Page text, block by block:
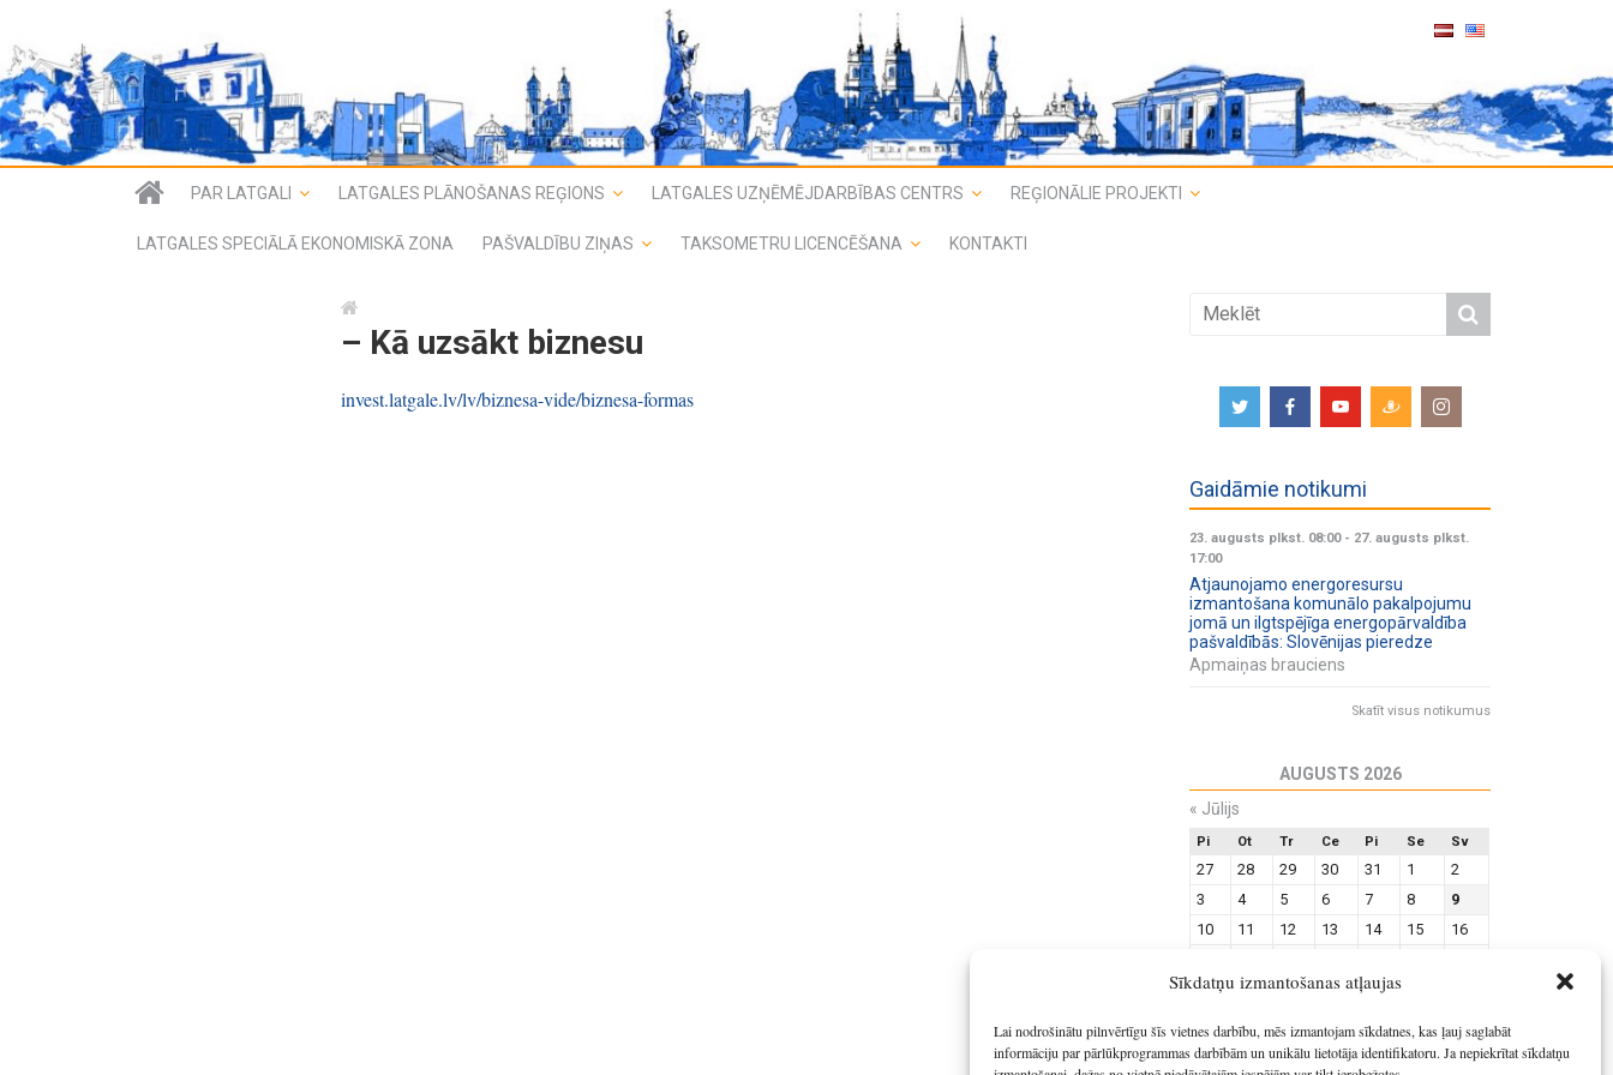
Sīkdatņu izmantošanas atļaujas
Lai nodrošinātu pilnvērtīgu šīs vietnes darbību, mēs izmantojam sīkdatnes, kas ļauj saglabāt
informāciju par pārlūkprogrammas darbībām un unikālu lietotāja identifikatoru. Ja nepiekrītat sīkdatņu
PAR LATGALI LATGALES PLĀNOŠANAS REĢIONS LATGALES UZŅĒMĒJDARBĪBAS CENTRS REĢIONĀLIE PROJEKTI
LATGALES SPECIĀLĀ EKONOMISKĀ ZONA PAŠVALDĪBU ZIŅAS TAKSOMETRU LICENCĒŠANA KONTAKTI
– Kā uzsākt biznesu
invest.latgale.lv/lv/biznesa-vide/biznesa-formas
Gaidāmie notikumi
23. augusts plkst. 08:00- 27. augusts plkst.
17:00
Atjaunojamo energoresursu
izmantošana komunālo pakalpojumu
jomā un ilgtspējīga energopārvaldība
pašvaldībās: Slovēnijas pieredze
Apmaiņas brauciens
Skatīt visus notikumus
AUGUSTS 2026
« Jūlijs
Pi Ot Tr Ce Pi Se Sv
27 28 29 30 31 1
2
3
4 5 6 7 8
9
10
11 12 13 14 15
16
24
25 26 27 28